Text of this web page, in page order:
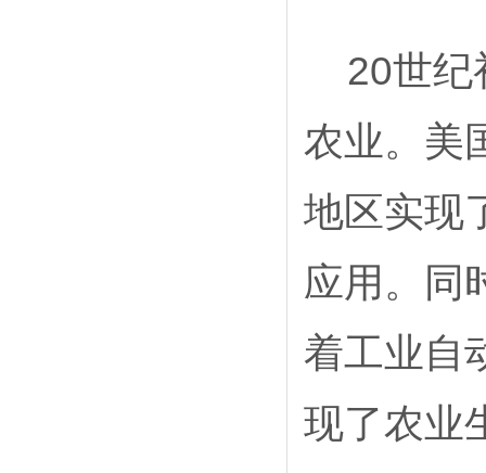
20世纪
农业。美
地区实现
应用。同
着工业自
现了农业